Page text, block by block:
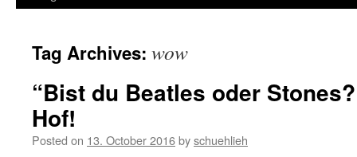
Tag Archives: wow
“Bist du Beatles oder
Hof!
Posted on 13. October 2016byschuehlieh